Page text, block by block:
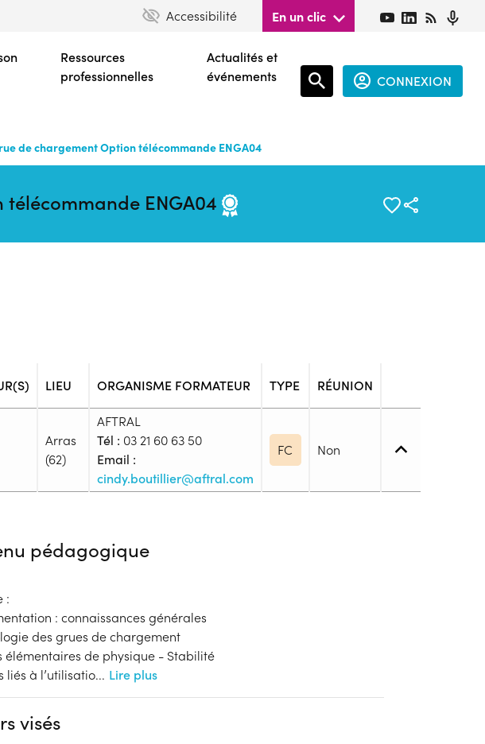
Accessibilité En un clic
Ressources
professionnelles
Actualités et
événements
CONNEXION
de chargement Option télécommande ENGA04
ENGA04
LIEU ORGANISME FORMATEUR TYPE RÉUNION
Arras
(62)
AFTRAL
Tél : 03 21 60 63 50
Email :
cindy.boutillier@aftral.com
FC Non
:
par l’employeur de l’aptitude médicale du salarié (service de santé
d'emploi, Tout public
d'informations
d'information
pédagogique
:
: connaissances générales
des grues de chargement
élémentaires de physique - Stabilité
liés à l’utilisatio... Lire plus
visés